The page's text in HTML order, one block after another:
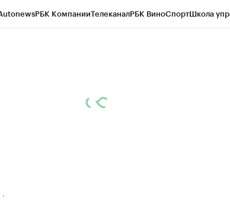
РБК КомпанииТелеканалРБК ВиноСпортШкола